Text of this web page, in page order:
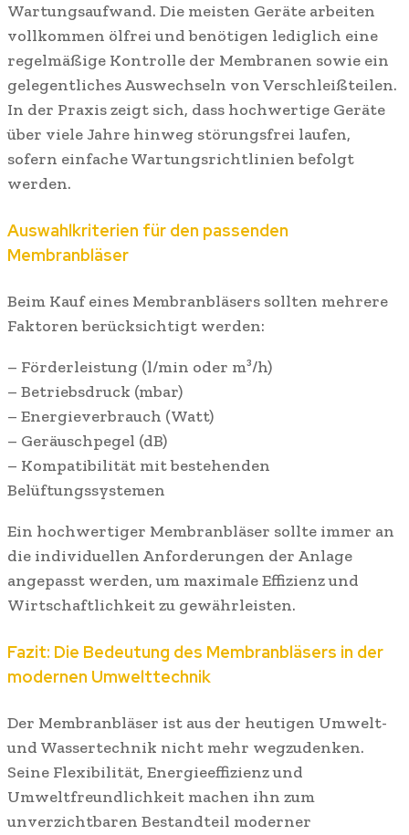
Wartungsaufwand. Die meisten Geräte arbeiten
vollkommen ölfrei und benötigen lediglich eine
regelmäßige Kontrolle der Membranen sowie ein
gelegentliches Auswechseln von Verschleißteilen.
In der Praxis zeigt sich, dass hochwertige Geräte
über viele Jahre hinweg störungsfrei laufen,
sofern einfache Wartungsrichtlinien befolgt
werden.
Auswahlkriterien für den passenden
Membranbläser
Beim Kauf eines Membranbläsers sollten mehrere
Faktoren berücksichtigt werden:
– Förderleistung (l/min oder m³/h)
– Betriebsdruck (mbar)
– Energieverbrauch (Watt)
– Geräuschpegel (dB)
– Kompatibilität mit bestehenden
Belüftungssystemen
Ein hochwertiger Membranbläser sollte immer an
die individuellen Anforderungen der Anlage
angepasst werden, um maximale Effizienz und
Wirtschaftlichkeit zu gewährleisten.
Fazit: Die Bedeutung des Membranbläsers in der
modernen Umwelttechnik
Der Membranbläser ist aus der heutigen Umwelt-
und Wassertechnik nicht mehr wegzudenken.
Seine Flexibilität, Energieeffizienz und
Umweltfreundlichkeit machen ihn zum
unverzichtbaren Bestandteil moderner